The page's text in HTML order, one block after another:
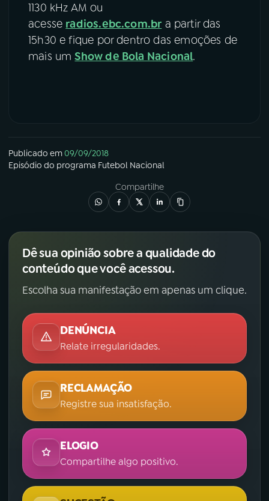
1130 kHz AM ou
acesse radios.ebc.com.br a partir das
15h30 e fique por dentro das emoções de
mais umShow de Bola Nacional.
Publicado em09/09/2018
Episódio do programa Futebol Nacional
Compartilhe
Dê sua opinião sobre a qualidade do
conteúdo que você acessou.
Escolha sua manifestação em apenas um clique.
DENÚNCIA
Relate irregularidades.
RECLAMAÇÃO
Registre sua insatisfação.
ELOGIO
Compartilhe algo positivo.